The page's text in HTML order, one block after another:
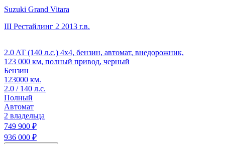
Suzuki Grand Vitara
III Рестайлинг 2 2013 г.в.
2.0 AT (140 л.с.) 4x4, бензин, автомат, внедорожник,
123 000 км, полный привод, черный
Бензин
123000 км.
2.0 / 140 л.с.
Полный
Автомат
2 владельца
749 900 ₽
936 000 ₽